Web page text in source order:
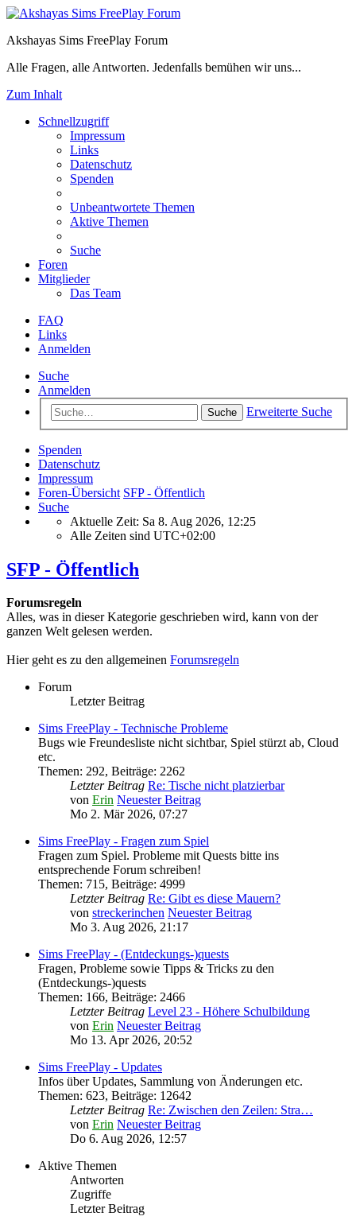
Akshayas Sims FreePlay Forum
Alle Fragen, alle Antworten. Jedenfalls bemühen wir uns...
Zum Inhalt
Schnellzugriff
Impressum
Links
Datenschutz
Spenden
Unbeantwortete Themen
Aktive Themen
Suche
Foren
Mitglieder
Das Team
FAQ
Links
Anmelden
Suche
Anmelden
Suche Erweiterte Suche
Spenden
Datenschutz
Impressum
Foren-Übersicht SFP - Öffentlich
Suche
Aktuelle Zeit: Sa 8. Aug 2026, 12:25
Alle Zeiten sind UTC+02:00
SFP - Öffentlich
Forumsregeln
Alles, was in dieser Kategorie geschrieben wird, kann von der
ganzen Welt gelesen werden.
Hier geht es zu den allgemeinen Forumsregeln
Forum
Letzter Beitrag
Sims FreePlay - Technische Probleme
Bugs wie Freundesliste nicht sichtbar, Spiel stürzt ab, Cloud
etc.
Themen: 292, Beiträge: 2262
Letzter Beitrag Re: Tische nicht platzierbar
von Erin Neuester Beitrag
Mo 2. Mär 2026, 07:27
Sims FreePlay - Fragen zum Spiel
Fragen zum Spiel. Probleme mit Quests bitte ins
entsprechende Forum schreiben!
Themen: 715, Beiträge: 4999
Letzter Beitrag Re: Gibt es diese Mauern?
von streckerinchen Neuester Beitrag
Mo 3. Aug 2026, 21:17
Sims FreePlay - (Entdeckungs-)quests
Fragen, Probleme sowie Tipps & Tricks zu den
(Entdeckungs-)quests
Themen: 166, Beiträge: 2466
Letzter Beitrag Level 23 - Höhere Schulbildung
von Erin Neuester Beitrag
Mo 13. Apr 2026, 20:52
Sims FreePlay - Updates
Infos über Updates, Sammlung von Änderungen etc.
Themen: 623, Beiträge: 12642
Letzter Beitrag Re: Zwischen den Zeilen: Stra…
von Erin Neuester Beitrag
Do 6. Aug 2026, 12:57
Aktive Themen
Antworten
Zugriffe
Letzter Beitrag